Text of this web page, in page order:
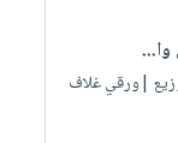
|ورقي غلاف